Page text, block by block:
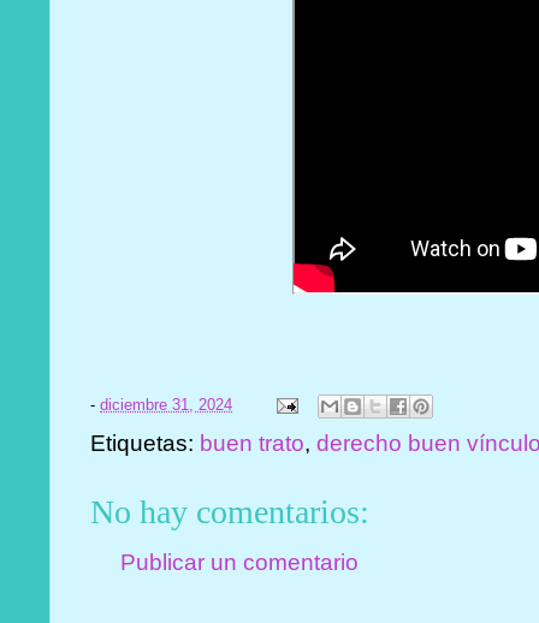
-diciembre 31, 2024
Etiquetas: buen trato,derecho buen
No hay comentarios:
Publicar un comentario